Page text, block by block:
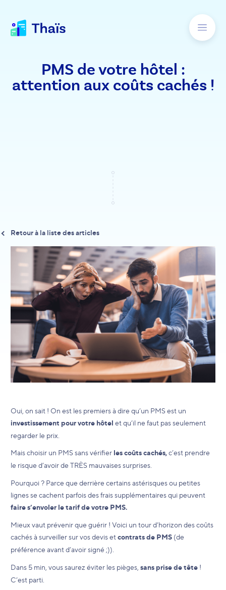
PMS de votre hôtel :
attention aux coûts cachés !
Retour à la liste des articles
Oui, on sait ! On est les premiers à dire qu’un PMS est un
investissement pour votre hôtel et qu’il ne faut pas seulement
regarder le prix.
Mais choisir un PMS sans vérifier les coûts cachés,c’est prendre
le risque d’avoir de TRÈS mauvaises surprises.
Pourquoi ? Parce que derrière certains astérisques ou petites
lignes se cachent parfois des frais supplémentaires qui peuvent
faire s’envoler le tarif de votre PMS.
Mieux vaut prévenir que guérir ! Voici un tour d’horizon des coûts
cachés à surveiller sur vos devis etcontrats de PMS (de
préférence avant d’avoir signé ;)).
Dans 5 min, vous saurez éviter les pièges, sans prise de tête !
C’est parti.